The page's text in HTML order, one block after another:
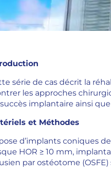
série de cas décrit la
les approches
implantaire ainsi que
et Méthodes
d’implants coniques
HOR ≥ 10 mm,
par ostéotome (OSFE)